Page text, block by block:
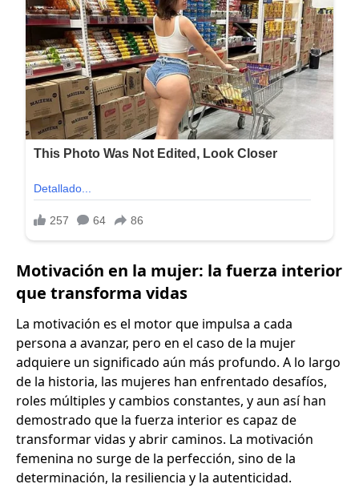
Motivación en la mujer: la fuerza interior
que transforma vidas
La motivación es el motor que impulsa a cada
persona a avanzar, pero en el caso de la mujer
adquiere un significado aún más profundo. A lo largo
de la historia, las mujeres han enfrentado desafíos,
roles múltiples y cambios constantes, y aun así han
demostrado que la fuerza interior es capaz de
transformar vidas y abrir caminos. La motivación
femenina no surge de la perfección, sino de la
determinación, la resiliencia y la autenticidad.